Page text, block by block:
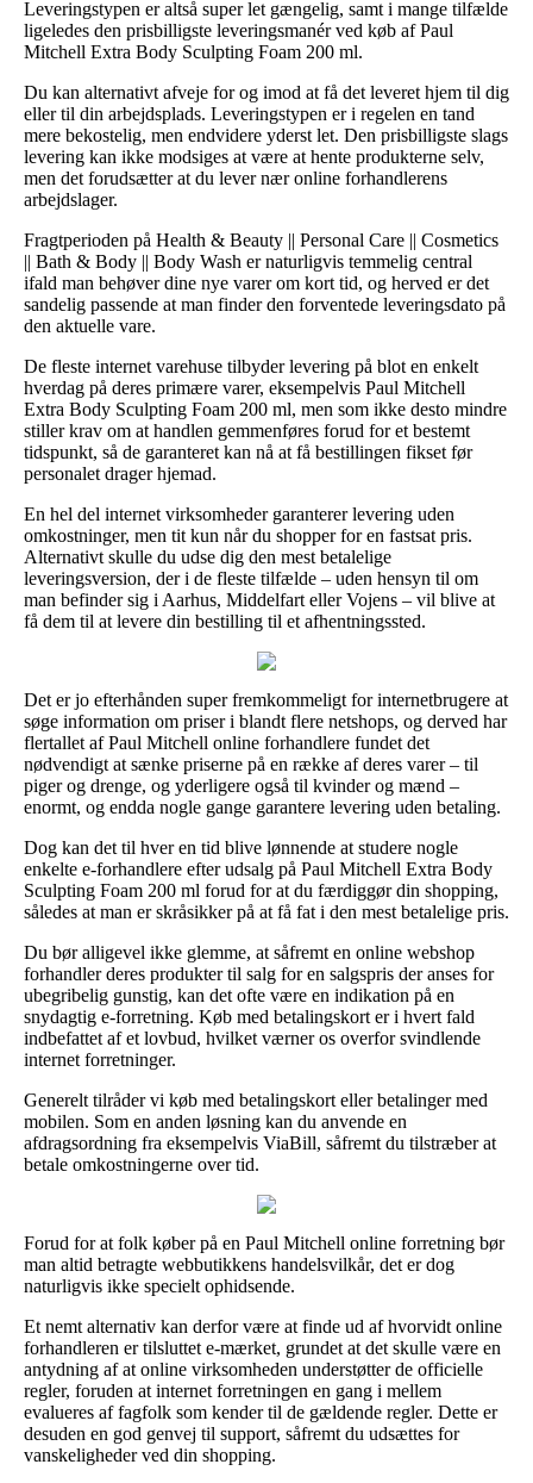
Leveringstypen er altså super let gængelig, samt i mange tilfælde
ligeledes den prisbilligste leveringsmanér ved køb af Paul
Mitchell Extra Body Sculpting Foam 200 ml.
Du kan alternativt afveje for og imod at få det leveret hjem til dig
eller til din arbejdsplads. Leveringstypen er i regelen en tand
mere bekostelig, men endvidere yderst let. Den prisbilligste slags
levering kan ikke modsiges at være at hente produkterne selv,
men det forudsætter at du lever nær online forhandlerens
arbejdslager.
Fragtperioden på Health & Beauty || Personal Care || Cosmetics
|| Bath & Body || Body Wash er naturligvis temmelig central
ifald man behøver dine nye varer om kort tid, og herved er det
sandelig passende at man finder den forventede leveringsdato på
den aktuelle vare.
De fleste internet varehuse tilbyder levering på blot en enkelt
hverdag på deres primære varer, eksempelvis Paul Mitchell
Extra Body Sculpting Foam 200 ml, men som ikke desto mindre
stiller krav om at handlen gemmenføres forud for et bestemt
tidspunkt, så de garanteret kan nå at få bestillingen fikset før
personalet drager hjemad.
En hel del internet virksomheder garanterer levering uden
omkostninger, men tit kun når du shopper for en fastsat pris.
Alternativt skulle du udse dig den mest betalelige
leveringsversion, der i de fleste tilfælde – uden hensyn til om
man befinder sig i Aarhus, Middelfart eller Vojens – vil blive at
få dem til at levere din bestilling til et afhentningssted.
Det er jo efterhånden super fremkommeligt for internetbrugere at
søge information om priser i blandt flere netshops, og derved har
flertallet af Paul Mitchell online forhandlere fundet det
nødvendigt at sænke priserne på en række af deres varer – til
piger og drenge, og yderligere også til kvinder og mænd –
enormt, og endda nogle gange garantere levering uden betaling.
Dog kan det til hver en tid blive lønnende at studere nogle
enkelte e-forhandlere efter udsalg på Paul Mitchell Extra Body
Sculpting Foam 200 ml forud for at du færdiggør din shopping,
således at man er skråsikker på at få fat i den mest betalelige pris.
Du bør alligevel ikke glemme, at såfremt en online webshop
forhandler deres produkter til salg for en salgspris der anses for
ubegribelig gunstig, kan det ofte være en indikation på en
snydagtig e-forretning. Køb med betalingskort er i hvert fald
indbefattet af et lovbud, hvilket værner os overfor svindlende
internet forretninger.
Generelt tilråder vi køb med betalingskort eller betalinger med
mobilen. Som en anden løsning kan du anvende en
afdragsordning fra eksempelvis ViaBill, såfremt du tilstræber at
betale omkostningerne over tid.
Forud for at folk køber på en Paul Mitchell online forretning bør
man altid betragte webbutikkens handelsvilkår, det er dog
naturligvis ikke specielt ophidsende.
Et nemt alternativ kan derfor være at finde ud af hvorvidt online
forhandleren er tilsluttet e-mærket, grundet at det skulle være en
antydning af at online virksomheden understøtter de officielle
regler, foruden at internet forretningen en gang i mellem
evalueres af fagfolk som kender til de gældende regler. Dette er
desuden en god genvej til support, såfremt du udsættes for
vanskeligheder ved din shopping.